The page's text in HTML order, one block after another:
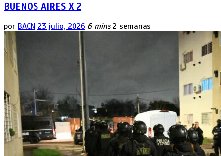
BUENOS AIRES X 2
por BACN 23 julio, 2026 6 mins 2 semanas